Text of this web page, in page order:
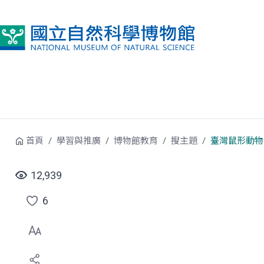
首頁 學習與推廣 博物館教育 搜主題 臺灣鼠形動
12,939
點
選
喜
6